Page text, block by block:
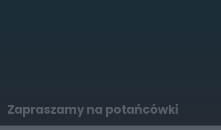
Zapraszamy na potańcówki